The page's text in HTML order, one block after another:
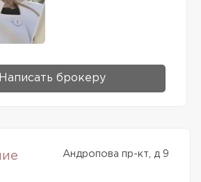
Написать брокеру
Андропова пр-кт, д 9